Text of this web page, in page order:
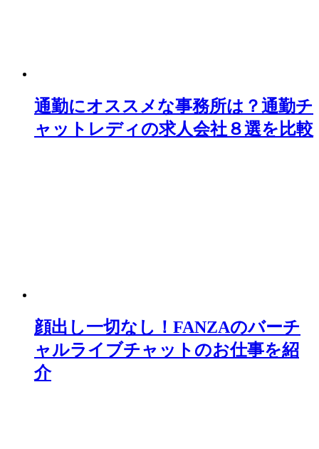
通勤にオススメな事務所は？通勤チ
ャットレディの求人会社８選を比較
顔出し一切なし！FANZAのバーチ
ャルライブチャットのお仕事を紹
介